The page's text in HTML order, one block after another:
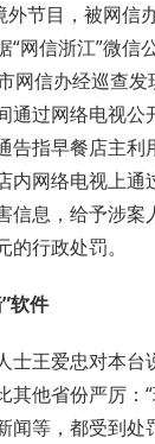
外节目，被网信
“网信浙江”微信
网信办经巡查
通过网络电视公
告指早餐店主利
内网络电视上通
信息，给予涉案
行政处罚。
软件
士王爱忠对本台
其他省份严厉：
闻等，都受到处